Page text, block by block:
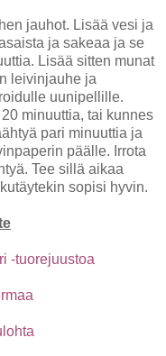
jauhot. Lisää vesi ja
ja sakeaa ja se
Lisää sitten munat
leivinjauhe ja
uunipellille.
minuuttia, tai kunnes
pari minuuttia ja
päälle. Irrota
Tee sillä aikaa
sopisi hyvin.
-tuorejuustoa